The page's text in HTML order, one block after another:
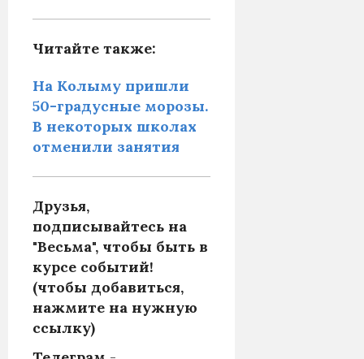
Читайте также:
На Колыму пришли
50-градусные морозы.
В некоторых школах
отменили занятия
Друзья,
подписывайтесь на
"Весьма", чтобы быть в
курсе событий!
(чтобы добавиться,
нажмите на нужную
ссылку)